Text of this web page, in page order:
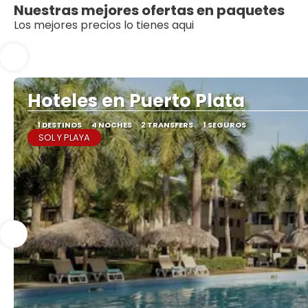
Nuestras mejores ofertas en paquetes
Los mejores precios lo tienes aqui
Hoteles en Puerto Plata
1 DESTINOS 4 NOCHES 2 TRANSFERS 1 SEGUROS
SOL Y PLAYA